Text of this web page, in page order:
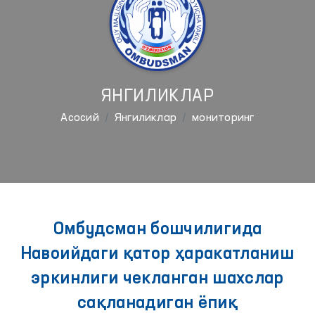
ЯНГИЛИКЛАР
Aсосий Янгиликлар мониторинг
Омбудсман бошчилигида
Навоийдаги қатор ҳаракатланиш
эркинлиги чекланган шахслар
сақланадиган ёпиқ